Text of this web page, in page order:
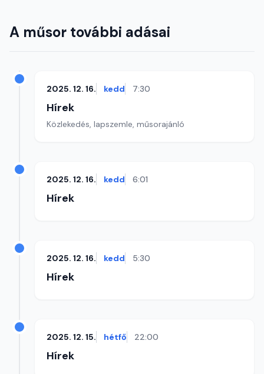
A műsor további adásai
2025. 12. 16. kedd 7:30
Hírek
Közlekedés, lapszemle, műsorajánló
2025. 12. 16. kedd 6:01
Hírek
2025. 12. 16. kedd 5:30
Hírek
2025. 12. 15. hétfő 22:00
Hírek